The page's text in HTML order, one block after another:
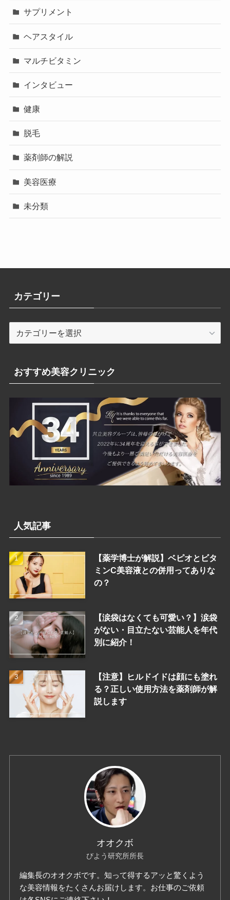
サプリメント
ヘアスタイル
マルチビタミン
インタビュー
健康
脱毛
薬剤師の解説
美容医療
未分類
カテゴリー
テ
リ
ー
おすすめ美容クリニック
人気記事
【薬学博士が解説】ベピオとビタ
ミンC美容液との併用ってありな
の？
【涙袋はなくても可愛い？】涙袋
がない・目立たない芸能人を年代
別に紹介！
【注意】ヒルドイドは顔にも塗れ
る？正しい使用方法を薬剤師が解
説します
オオクボ
びよう研究所所長
編集長のオオクボです。知って得するアッと驚くよう
な美容情報をたくさんお届けします。お仕事のご依頼